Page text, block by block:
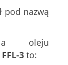
pod nazwą
oleju
3 to: